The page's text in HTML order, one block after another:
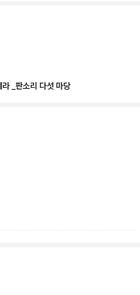
다시 엮어낸 이 책은, 마치 무대 위 오페
유를 머물게 한다.
가 몰랐던 사랑과 변화, 용기의 서사는
로하고 움직인다. 이 책은 판소리라는 소
사람 한 사람에게 단편소설처럼 읽히
_판소리 다섯 마당
절없이 흔들리고 있습니다. 그 배 위에 열
하게 서 있습니다. 소녀는 떨 리는 손을
라봅니다. 바다에 빠지면 그 이후의 시간